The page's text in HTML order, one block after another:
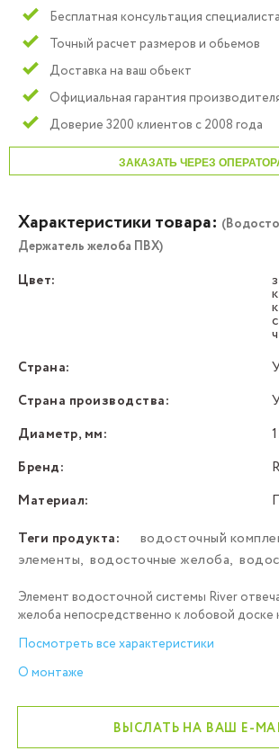
Бесплатная консультация специалиста
Точный расчет размеров и обьемов
Доставка на ваш обьект
Официальная гарантия
Доверие 3200 клиентов с 2008 года
ЗАКАЗАТЬ ЧЕРЕЗ
Характеристики товара:
Держатель желоба ПВХ)
Цвет:
Страна:
Страна производства:
Диаметр, мм:
Бренд:
Материал:
Теги продукта:
водосточный
элементы, водосточные желоба,
Элемент водосточной системы River
желоба непосредственно к лобовой доске
Посмотреть все характеристики
О монтаже
ВЫСЛАТЬ НА ВАШ E-